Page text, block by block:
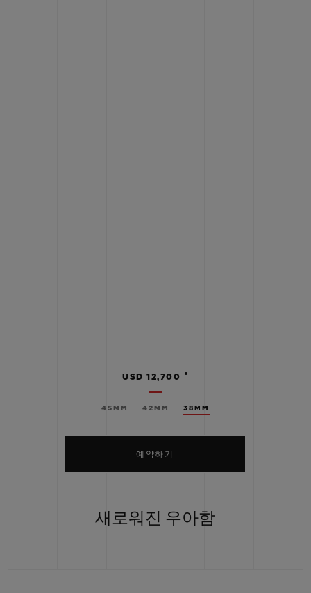
45MM 42MM 38MM
USD 12,700 •
예약하기
새로워진 우아함